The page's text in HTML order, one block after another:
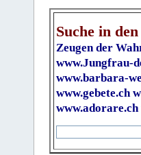
Suche in
Zeugen der
www.Jungfrau-
www.barbara-
www.gebete.ch
www.adorare.ch